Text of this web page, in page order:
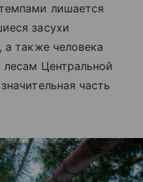
лишается
засухи
а также человека
Центральной
часть